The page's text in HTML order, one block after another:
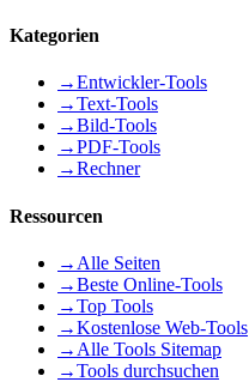
Kategorien
→Entwickler-Tools
→Text-Tools
→Bild-Tools
→PDF-Tools
→Rechner
Ressourcen
→ Alle Seiten
→Beste Online-Tools
→Top Tools
→Kostenlose Web-Tools
→ Alle Tools Sitemap
→Tools durchsuchen